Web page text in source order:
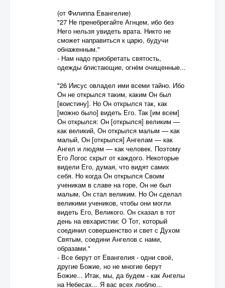
(от Филиппа Евангелие)
"27 Не пренебрегайте Агнцем, ибо без
Него нельзя увидеть врата. Никто не
сможет направиться к царю, будучи
обнаженным."
- Нам надо приобретать святость,
одежды блистающие, огнём очищенные...
"26 Иисус овладел ими всеми тайно. Ибо
Он не открылся таким, каким Он был
[воистину]. Но Он открылся так, как
[можно было] видеть Его. Так [им всем]
Он открылся: Он [открылся] великим —
как великий, Он открылся малым — как
малый, Он [открылся] Ангелам — как
Ангел и людям — как человек. Поэтому
Его Логос скрыт от каждого. Некоторые
видели Его, думая, что видят самих
себя. Но когда Он открылся Своим
ученикам в славе на горе, Он не был
малым, Он стал великим. Но Он сделал
великими учеников, чтобы они могли
видеть Его, Великого. Он сказал в тот
день на евхаристии: О Тот, который
соединил совершенство и свет с Духом
Святым, соедини Ангелов с нами,
образами."
- Все берут от Евангелия - одни своё,
другие Божие, но не многие берут
Божие... Итак, мы, да будем - как Ангелы
на Небесах... Я вас всех люблю...